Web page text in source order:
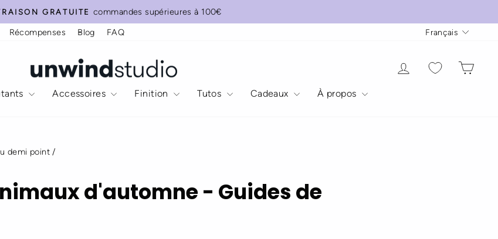
Diaporama
Pause
GRATUITE commandes supérieures à 100€
Récompenses Blog FAQ Langue
Français
Se connecter
Accessoires Finition Tutos Cadeaux À propos
demi point /
d'automne - Guides de